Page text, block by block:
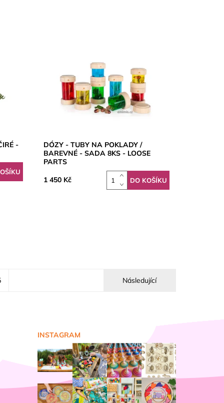
-
DÓZY - TUBY NA POKLADY /
BAREVNÉ - SADA 8KS - LOOSE
PARTS
1 450 Kč
Následující
INSTAGRAM